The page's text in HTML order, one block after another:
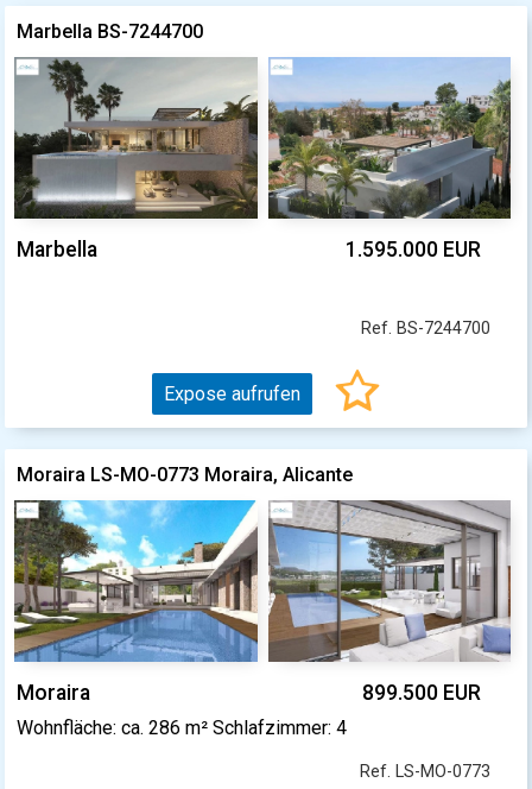
Marbella BS-7244700
Marbella 1.595.000 EUR
Ref. BS-7244700
Expose aufrufen
Moraira LS-MO-0773 Moraira, Alicante
Moraira 899.500 EUR
Wohnfläche: ca. 286 m² Schlafzimmer: 4
Ref. LS-MO-0773